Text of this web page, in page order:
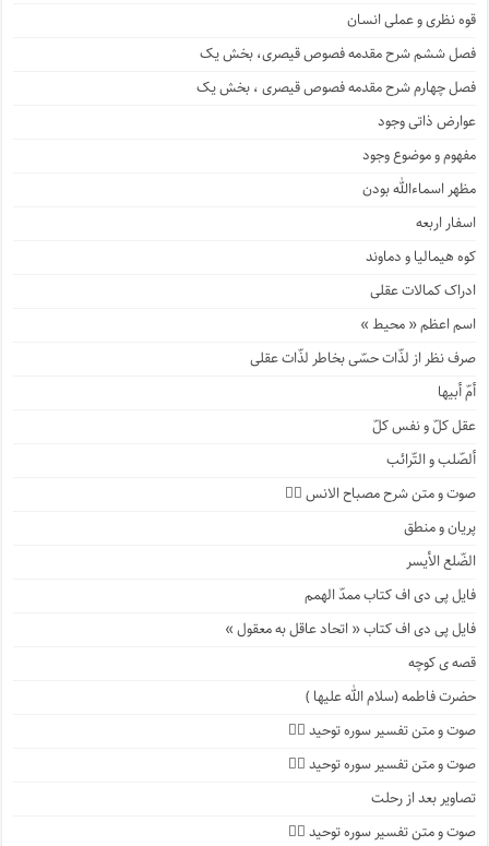
قوه نظری و عملی انسان
فصل ششم شرح مقدمه فصوص قیصری، بخش یک
فصل چهارم شرح مقدمه فصوص قیصری ، بخش یک
عوارض ذاتی وجود
مفهوم و موضوع وجود
مظهر اسماءالله بودن
اسفار اربعه
کوه هیمالیا و دماوند
ادراک کمالات عقلی
اسم اعظم « محیط »
صرف نظر از لذّات حسّی بخاطر لذّات عقلی
أمّ أبیها
عقل کلّ و نفس کلّ
ألصّلب و التّرائب
صوت و متن شرح مصباح الانس ۹️⃣
پریان و منطق
الضّلع الأیسر
فایل پی دی اف کتاب ممدّ الهمم
فایل پی دی اف کتاب « اتحاد عاقل به معقول »
قصه ی کوچه
حضرت فاطمه (سلام الله علیها )
صوت و متن تفسیر سوره توحید ۴️⃣
صوت و متن تفسیر سوره توحید ۳️⃣
تصاویر بعد از رحلت
صوت و متن تفسیر سوره توحید ۲️⃣